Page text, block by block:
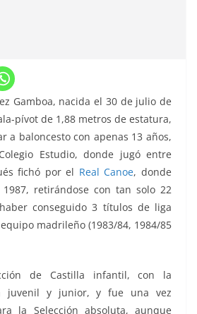
Gamboa, nacida el 30 de julio de
pívot de 1,88 metros de estatura,
a baloncesto con apenas 13 años,
Estudio, donde jugó entre
fichó por el Real Canoe, donde
retirándose con tan solo 22
conseguido 3 títulos de liga
madrileño (1983/84, 1984/85
de Castilla infantil, con la
juvenil y junior, y fue una vez
la Selección absoluta, aunque